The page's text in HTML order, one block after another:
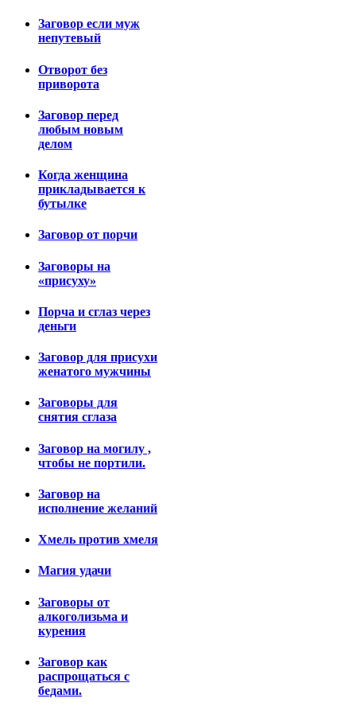
Заговор если муж
непутевый
Отворот без
приворота
Заговор перед
любым новым
делом
Когда женщина
прикладывается к
бутылке
Заговор от порчи
Заговоры на
«присуху»
Порча и сглаз через
деньги
Заговор для присухи
женатого мужчины
Заговоры для
снятия сглаза
Заговор на могилу ,
чтобы не портили.
Заговор на
исполнение желаний
Хмель против хмеля
Магия удачи
Заговоры от
алкоголизьма и
курения
Заговор как
распрощаться с
бедами.